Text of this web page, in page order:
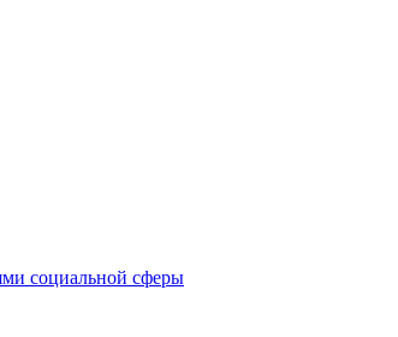
социальной сферы